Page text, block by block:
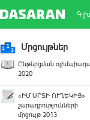
Մրցույթներ
Ընթերցման
2020
«ԻՄ ՍՐՏԻ ՈՒՂԵԿԻՑ»
շարադրությունների
մրցույթ 2013